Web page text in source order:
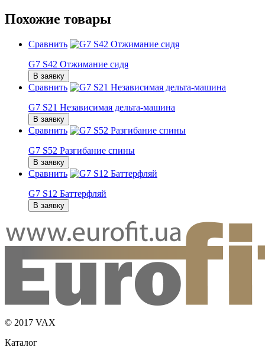
Похожие товары
Сравнить
G7 S42 Отжимание сидя
В заявку
Сравнить
G7 S21 Независимая дельта-машина
В заявку
Сравнить
G7 S52 Разгибание спины
В заявку
Сравнить
G7 S12 Баттерфляй
В заявку
© 2017 VAX
Каталог